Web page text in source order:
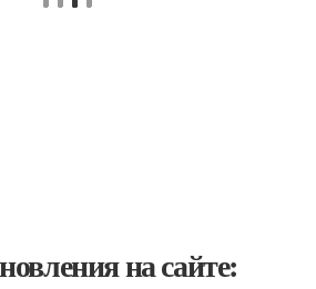
на сайте: